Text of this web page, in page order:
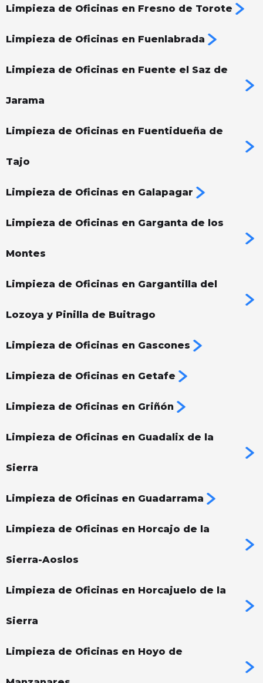
Limpieza de Oficinas en Fresno de Torote
Limpieza de Oficinas en Fuenlabrada
Limpieza de Oficinas en Fuente el Saz de
Jarama
Limpieza de Oficinas en Fuentidueña de
Tajo
Limpieza de Oficinas en Galapagar
Limpieza de Oficinas en Garganta de los
Montes
Limpieza de Oficinas en Gargantilla del
Lozoya y Pinilla de Buitrago
Limpieza de Oficinas en Gascones
Limpieza de Oficinas en Getafe
Limpieza de Oficinas en Griñón
Limpieza de Oficinas en Guadalix de la
Sierra
Limpieza de Oficinas en Guadarrama
Limpieza de Oficinas en Horcajo de la
Sierra-Aoslos
Limpieza de Oficinas en Horcajuelo de la
Sierra
Limpieza de Oficinas en Hoyo de